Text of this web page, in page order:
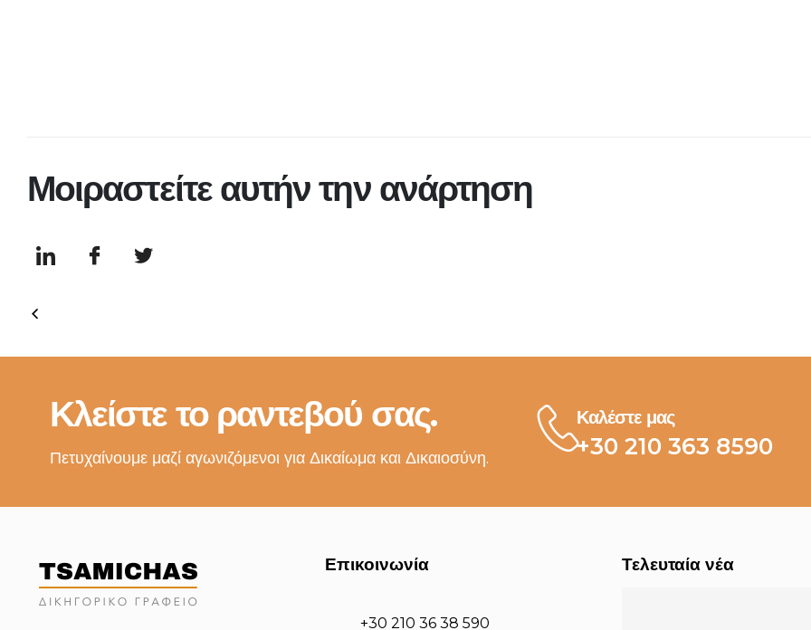
Μοιραστείτε αυτήν την ανάρτηση
Κλείστε το ραντεβού σας.
Πετυχαίνουμε μαζί αγωνιζόμενοι για Δικαίωμα και Δικαιοσύνη.
Καλέστε μας
+30 210 363 8590
Επικοινωνία
+30 210 36 38 590
Τελευταία νέα